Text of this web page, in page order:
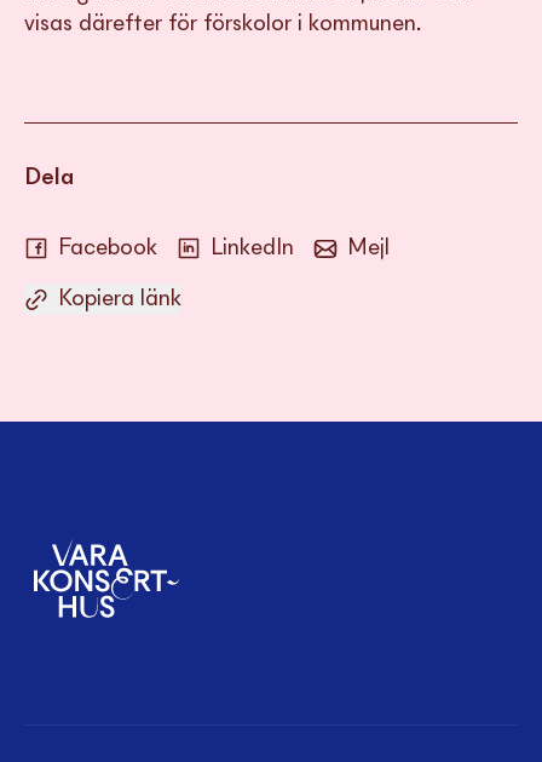
visas därefter för förskolor i kommunen.
Dela
Facebook LinkedIn Mejl
Kopiera länk